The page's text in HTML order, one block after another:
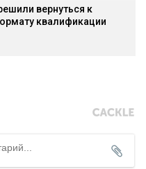
вернуться к
квалификации